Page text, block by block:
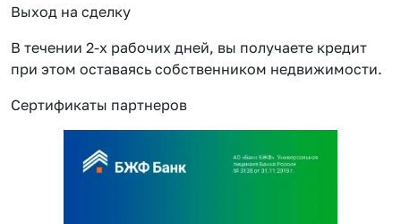
Выход на сделку
В течении 2-х рабочих дней, вы получаете кредит
при этом оставаясь собственником недвижимости.
Сертификаты партнеров